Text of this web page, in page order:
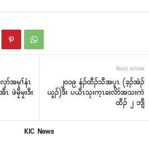
အမုၢ်နံၤ
ဖဲမၠီမၠးဒီး
Next article
၂၀၁၉ နံၣ်ထီၣ်သီအပူၤ (ခ့ၣ်အဲၣ်
ယူၣ်)ဒီး ပယီၤသုးက့ၤခးလိာ်အသးကဲ
ထီၣ် ၂ ဘျီ
KIC News